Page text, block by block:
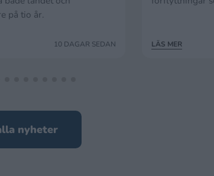
på tio år.
10 DAGAR SEDAN LÄS MER
nyheter